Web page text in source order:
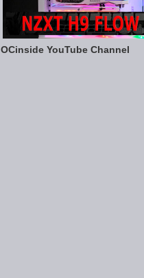
OCinside YouTube Channel